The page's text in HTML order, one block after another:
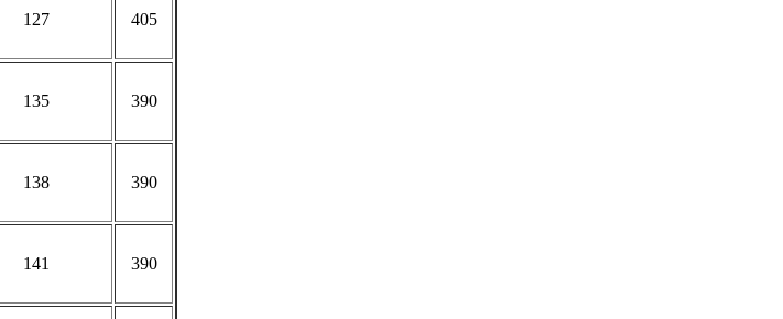
127 405
135 390
138 390
141 390